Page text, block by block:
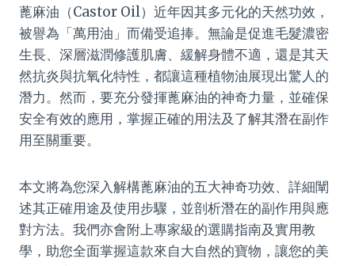
蓖麻油（Castor Oil）近年因其多元化的天然功效，
被譽為「萬用油」而備受追捧。無論是促進毛髮濃密
生長、深層滋潤修護肌膚、緩解身體不適，還是其天
然抗炎與抗氧化特性，都讓這種植物油展現出驚人的
潛力。然而，要充分發揮蓖麻油的神奇力量，並確保
安全有效的應用，掌握正確的用法及了解其潛在副作
用至關重要。
本文將為您深入解構蓖麻油的五大神奇功效、詳細闡
述其正確用途及使用步驟，並剖析潛在的副作用與應
對方法。我們亦會附上專家級的選購指南及實用教
學，助您全面掌握這款來自大自然的寶物，讓您的美